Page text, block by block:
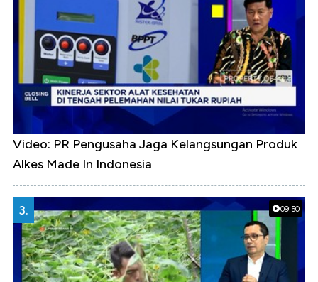
Video: PR Pengusaha Jaga Kelangsungan Produk
Alkes Made In Indonesia
09:50
3.